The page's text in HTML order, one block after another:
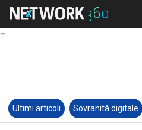
Ultimi articoli Sovranità digitale